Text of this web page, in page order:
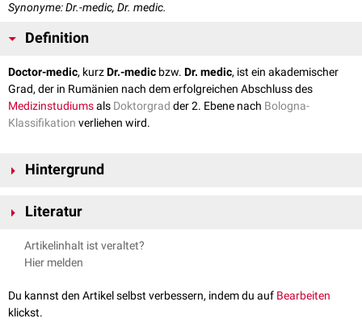
Synonyme: Dr.-medic, Dr. medic.
Definition
Doctor-medic, kurzDr.-medic bzw. Dr. medic, ist ein akademischer
Grad, der in Rumänien nach dem erfolgreichen Abschluss des
Medizinstudiumsals Doktorgrad der 2. Ebene nach Bologna-
Klassifikation verliehen wird.
Hintergrund
Staatsexamens ("Examen de Licență") sowie der Anfertigung einer
ein Promotionskomitee vor selbigem verteidigt werden muss. Die
Promotion ist in das Medizinstudium integriert.
geregelt. Alle 16 Bundesländer haben hierzu Vorschriften erlassen, in der
Regel im Rahmen der jeweiligen Landeshochschulgesetze. Der Titel darf
Literatur
Information zur Führung ausländischer akademischer Grade, Titel
und Bezeichnungen, Niedersächsisches Ministerium für
Information zur Führung ausländischer akademischer Grade in
Bayern, Bayerisches Staatsministerium für Wissenschaft und Kunst,
Artikelinhalt ist veraltet?
Hier melden
Du kannst den Artikel selbst verbessern, indem du auf Bearbeiten
klickst.